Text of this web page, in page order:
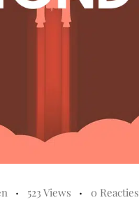
523 Views 0 Reacties